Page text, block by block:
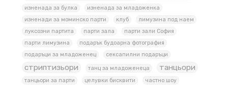
изненада за булка
изненада за младоженка
изненади за моминско парти
клуб
лимузина под наем
луксозни партита
парти зала
парти зали София
парти лимузина
подарък будоарна фотография
подаръци за младоженец
сексапилни подаръци
стриптизьори танц за младоженеца танцьори
танцьори за парти целувки бисквити частно шоу